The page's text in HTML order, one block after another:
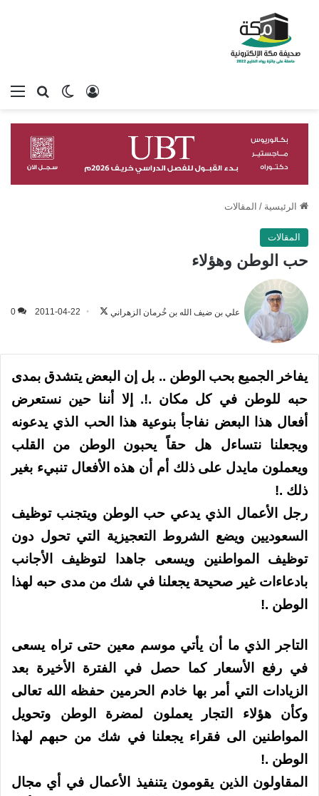
بحثالوضع
تسجيل الدخول
الرئيسية / المقالات
المقالات
حب الوطن وهؤلاء
علي بن ضيف الله بن خُرمان الزهراني
على
2011-04-22
0
يفاخر الجميع بحب الوطن .. بل إن البعض يتشدق بمدى
حبه للوطن في كل مكان .!. إلا أننا حين نستعرض
أفعال هذا البعض نفاجأ بنوعية هذا الحب الذي يدعونه
ويجعلنا نتساءل هل حقاً يحبون الوطن من القلب
ويعملون مايدل على ذلك أم أن هذه الأفعال تنبيء بغير
ذلك .!
رجل الأعمال الذي يدعي حب الوطن ويتجنب توظيف
السعوديين ويضع الشروط التعجيزية التي تحول دون
توظيف المواطنين ويسعى جاهدا لتوظيف الأجانب
بادعاءات غير صحيحة يجعلنا في شك من مدى حبه لهذا
الوطن .!
التاجر الذي ما أن يأتي موسم معين حتى تراه يسعى
في رفع الأسعار كما حصل في الفترة الأخيرة بعد
الزيادات التي أمر بها خادم الحرمين حفظه الله تعالى
وكأن هؤلاء التجار يعملون لمضرة الوطن وتحويل
المواطنين الى فقراء يجعلنا في شك من حبهم لهذا
الوطن .!
المقاولون الذين يقومون يتنفيذ الأعمال في أي مجال